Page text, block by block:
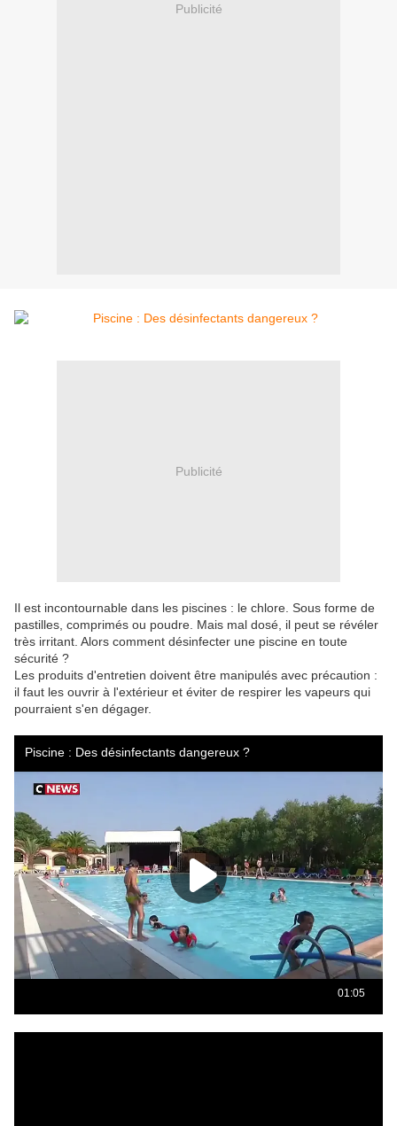
Publicité
Publicité
Il est incontournable dans les piscines : le chlore. Sous forme de
pastilles, comprimés ou poudre. Mais mal dosé, il peut se révéler
très irritant. Alors comment désinfecter une piscine en toute
sécurité ?
Les produits d'entretien doivent être manipulés avec précaution :
il faut les ouvrir à l'extérieur et éviter de respirer les vapeurs qui
pourraient s'en dégager.